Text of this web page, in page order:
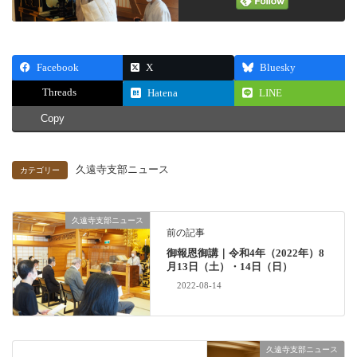
Facebook X Bluesky
Threads Hatena LINE
Copy
カテゴリー 久遠寺支部ニュース
久遠寺支部ニュース
前の記事
御報恩御講｜令和4年（2022年）8
月13日（土）・14日（日）
2022-08-14
久遠寺支部ニュース